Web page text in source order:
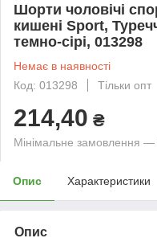
Шорти чоловічі
кишені Sport,
темно-сірі, 013298
Немає в наявності
Код: 013298
Тільки опт
214,40 ₴
Мінімальне замовлення —
Опис Характеристики
Опис